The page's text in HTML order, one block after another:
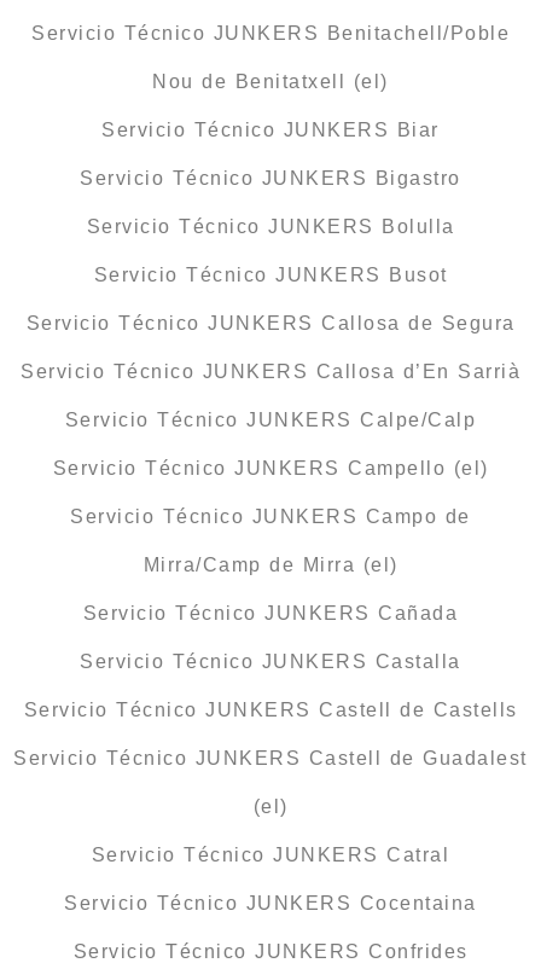
Servicio Técnico JUNKERS Benitachell/Poble
Nou de Benitatxell (el)
Servicio Técnico JUNKERS Biar
Servicio Técnico JUNKERS Bigastro
Servicio Técnico JUNKERS Bolulla
Servicio Técnico JUNKERS Busot
Servicio Técnico JUNKERS Callosa de Segura
Servicio Técnico JUNKERS Callosa d’En Sarrià
Servicio Técnico JUNKERS Calpe/Calp
Servicio Técnico JUNKERS Campello (el)
Servicio Técnico JUNKERS Campo de
Mirra/Camp de Mirra (el)
Servicio Técnico JUNKERS Cañada
Servicio Técnico JUNKERS Castalla
Servicio Técnico JUNKERS Castell de Castells
Servicio Técnico JUNKERS Castell de Guadalest
(el)
Servicio Técnico JUNKERS Catral
Servicio Técnico JUNKERS Cocentaina
Servicio Técnico JUNKERS Confrides